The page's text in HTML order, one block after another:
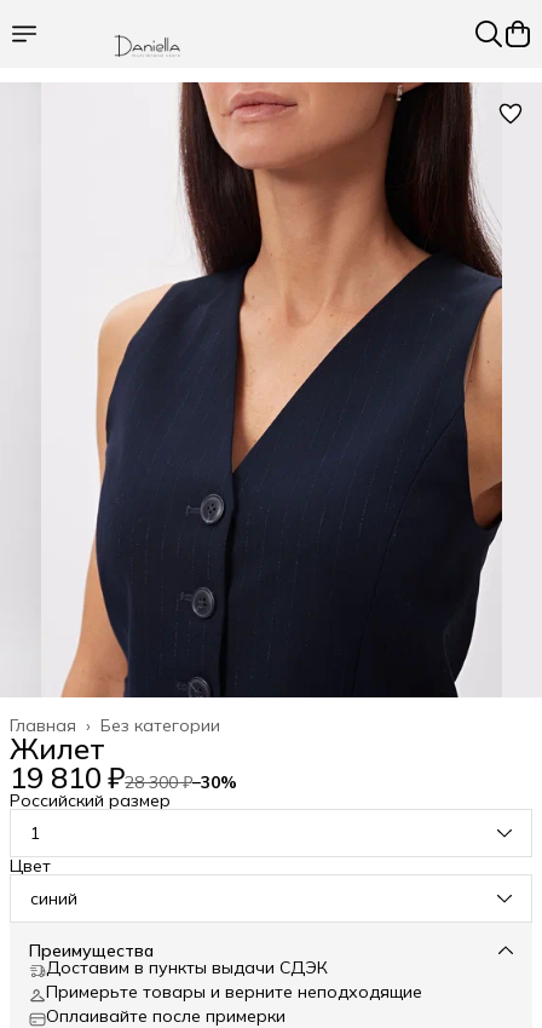
Без категории
Главная ›
Жилет
19 810 ₽28 300 ₽−30%
Российский размер
1
Цвет
синий
Преимущества
Доставим в пункты выдачи СДЭК
Примерьте товары и верните неподходящие
Оплаивайте после примерки